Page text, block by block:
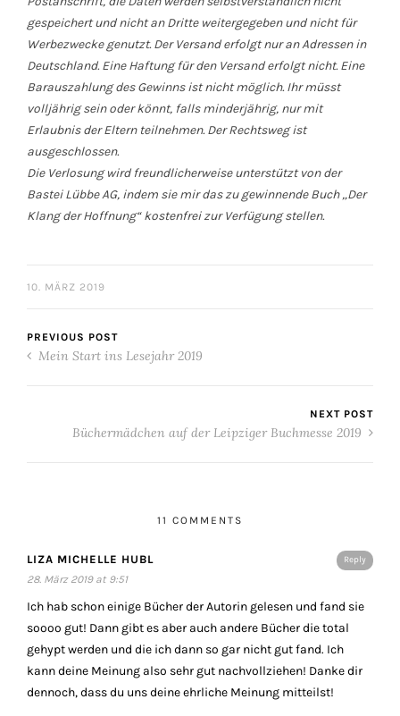
gespeichert und nicht an Dritte weitergegeben und nicht für
Werbezwecke genutzt. Der Versand erfolgt nur an Adressen in
Deutschland. Eine Haftung für den Versand erfolgt nicht. Eine
Barauszahlung des Gewinns ist nicht möglich. Ihr müsst
volljährig sein oder könnt, falls minderjährig, nur mit
Erlaubnis der Eltern teilnehmen.Der Rechtsweg ist
ausgeschlossen.
Die Verlosung wird freundlicherweise unterstützt von der
Bastei Lübbe AG, indem sie mir das zu gewinnende Buch „Der
Klang der Hoffnung“ kostenfrei zur Verfügung stellen.
10. MÄRZ 2019
PREVIOUS POST
Mein Start ins Lesejahr 2019
NEXT POST
Büchermädchen auf der Leipziger Buchmesse 2019
11 COMMENTS
Reply
LIZA MICHELLE HUBL
28. März 2019 at 9:51
Ich hab schon einige Bücher der Autorin gelesen und fand sie
soooo gut! Dann gibt es aber auch andere Bücher die total
gehypt werden und die ich dann so gar nicht gut fand. Ich
kann deine Meinung also sehr gut nachvollziehen! Danke dir
dennoch, dass du uns deine ehrliche Meinung mitteilst!